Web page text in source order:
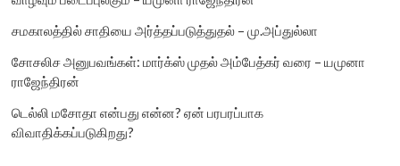
சமகாலத்தில் சாதியை அர்த்தப்படுத்துதல் – மு.அப்துல்லா
சோசலிச அனுபவங்கள்: மார்க்ஸ் முதல் அம்பேத்கர் வரை – யமுனா
ராஜேந்திரன்
டெல்லி மசோதா என்பது என்ன? ஏன் பரபரப்பாக
விவாதிக்கப்படுகிறது?